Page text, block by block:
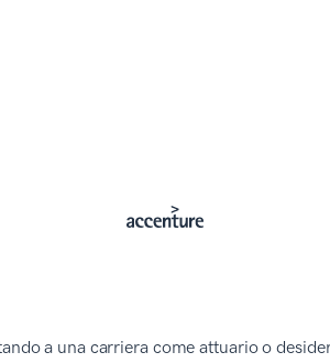
a una carriera come attuario o